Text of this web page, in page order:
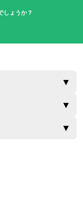
しょうか？
▼
▼
▼